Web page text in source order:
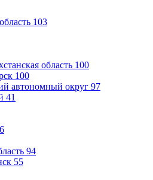
103
область 100
100
автономный округ 97
41
94
55